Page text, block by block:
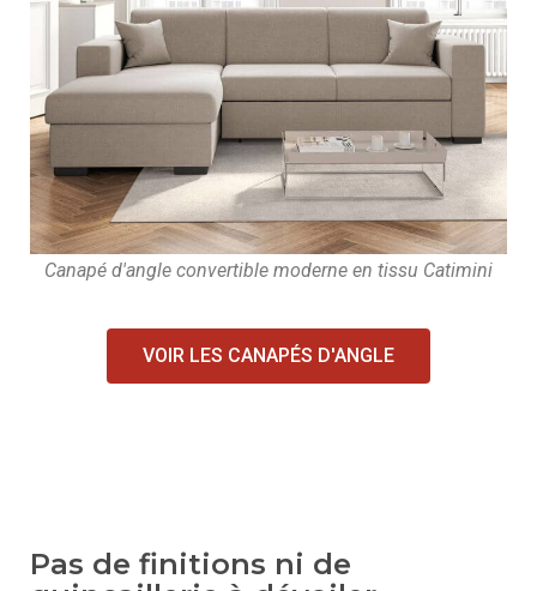
Canapé d'angle convertible moderne en tissu Catimini
VOIR LES CANAPÉS D'ANGLE
Pas de finitions ni de